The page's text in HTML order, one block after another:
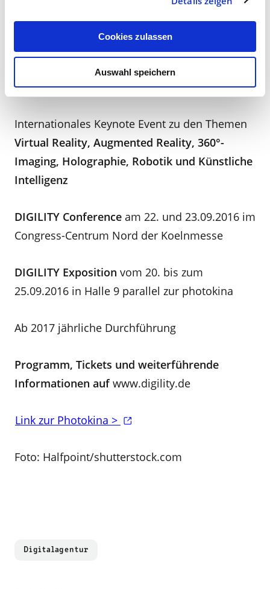
Cookies zulassen
Auswahl speichern
Wertschöpfungskette der Themen Virtual und
Augmented Reality abbilden.
Die DIGILITY 2016
Internationales Keynote Event zu den Themen
Virtual Reality, Augmented Reality, 360°-
Imaging, Holographie, Robotik und Künstliche
Intelligenz
DIGILITY Conference am 22. und 23.09.2016 im
Congress-Centrum Nord der Koelnmesse
DIGILITY Exposition vom 20. bis zum
25.09.2016 in Halle 9 parallel zur photokina
Ab 2017 jährliche Durchführung
Programm, Tickets und weiterführende
Informationen aufwww.digility.de
Link zur Photokina >
Foto: Halfpoint/shutterstock.com
Digitalagentur